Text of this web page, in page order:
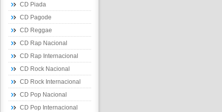
CD Piada
CD Pagode
CD Reggae
CD Rap Nacional
CD Rap Internacional
CD Rock Nacional
CD Rock Internacional
CD Pop Nacional
CD Pop Internacional